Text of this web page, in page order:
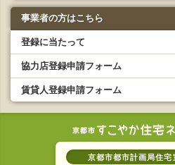
事業者の方はこちら
登録に当たって
協力店登録申請フォーム
賃貸人登録申請フォーム
京都市都市計画局住宅